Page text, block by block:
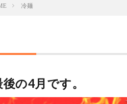
冷麺
の4月です。